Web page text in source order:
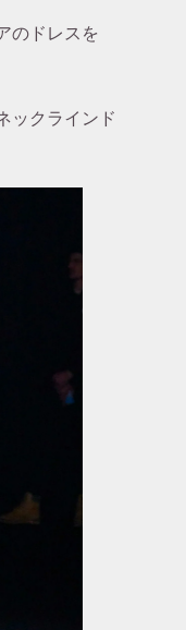
のドレスを
ックラインド